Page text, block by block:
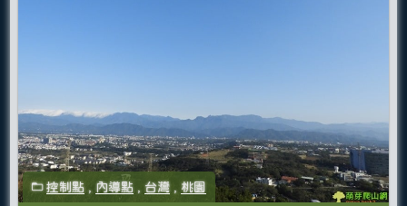
控制點 內導點 ,台灣 ,桃園